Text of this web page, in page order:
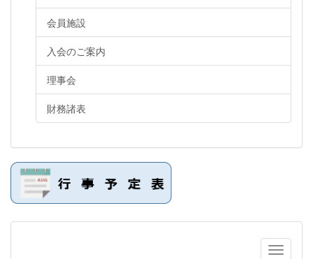
会員施設
入会のご案内
理事会
財務諸表